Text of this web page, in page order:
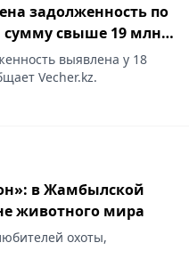
задолженность по
сумму свыше 19 млн
выявлена у 18
Vecher.kz.
в Жамбылской
животного мира
охоты,